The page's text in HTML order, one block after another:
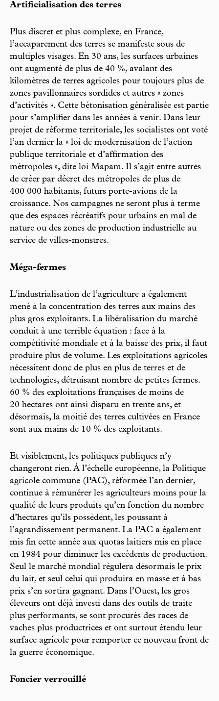
Artificialisation des terres
Plus discret et plus complexe, en France,
l’accaparement des terres se manifeste sous de
multiples visages. En 30 ans, les surfaces urbaines
ont augmenté de plus de 40 %, avalant des
kilomètres de terres agricoles pour toujours plus de
zones pavillonnaires sordides et autres « zones
d’activités ». Cette bétonisation généralisée est partie
pour s’amplifier dans les années à venir. Dans leur
projet de réforme territoriale, les socialistes ont voté
l’an dernier la « loi de modernisation de l’action
publique territoriale et d’affirmation des
métropoles », dite loi Mapam. Il s’agit entre autres
de créer par décret des métropoles de plus de
400 000 habitants, futurs porte-avions de la
croissance. Nos campagnes ne seront plus à terme
que des espaces récréatifs pour urbains en mal de
nature ou des zones de production industrielle au
service de villes-monstres.
Méga-fermes
L’industrialisation de l’agriculture a également
mené à la concentration des terres aux mains des
plus gros exploitants. La libéralisation du marché
conduit à une terrible équation : face à la
compétitivité mondiale et à la baisse des prix, il faut
produire plus de volume. Les exploitations agricoles
nécessitent donc de plus en plus de terres et de
technologies, détruisant nombre de petites fermes.
60 % des exploitations françaises de moins de
20 hectares ont ainsi disparu en trente ans, et
désormais, la moitié des terres cultivées en France
sont aux mains de 10 % des exploitants.
Et visiblement, les politiques publiques n’y
changeront rien. À l’échelle européenne, la Politique
agricole commune (PAC), réformée l’an dernier,
continue à rémunérer les agriculteurs moins pour la
qualité de leurs produits qu’en fonction du nombre
d’hectares qu’ils possèdent, les poussant à
l’agrandissement permanent. La PAC a également
mis fin cette année aux quotas laitiers mis en place
en 1984 pour diminuer les excédents de production.
Seul le marché mondial régulera désormais le prix
du lait, et seul celui qui produira en masse et à bas
prix s’en sortira gagnant. Dans l’Ouest, les gros
éleveurs ont déjà investi dans des outils de traite
plus performants, se sont procurés des races de
vaches plus productrices et ont surtout étendu leur
surface agricole pour remporter ce nouveau front de
la guerre économique.
Foncier verrouillé